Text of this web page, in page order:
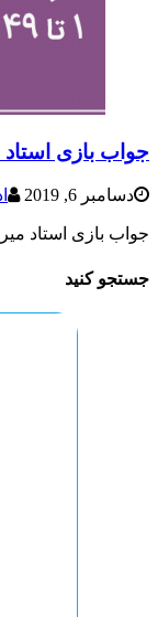
جواب بازی استاد
دسامبر 6, 2019
جواب بازی استاد میرزا در آمیرزا از مرحله 1 تا 49 را
جستجو کنید